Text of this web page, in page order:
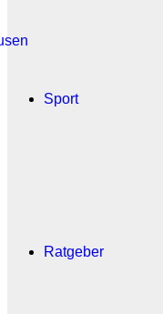
Sport
Ratgeber